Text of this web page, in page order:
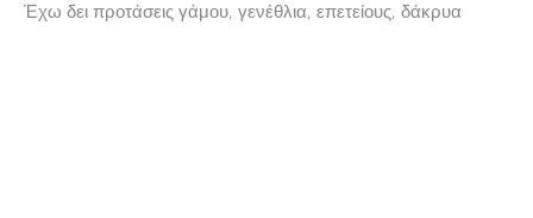
Έχω δει προτάσεις γάμου, γενέθλια, επετείους, δάκρυα